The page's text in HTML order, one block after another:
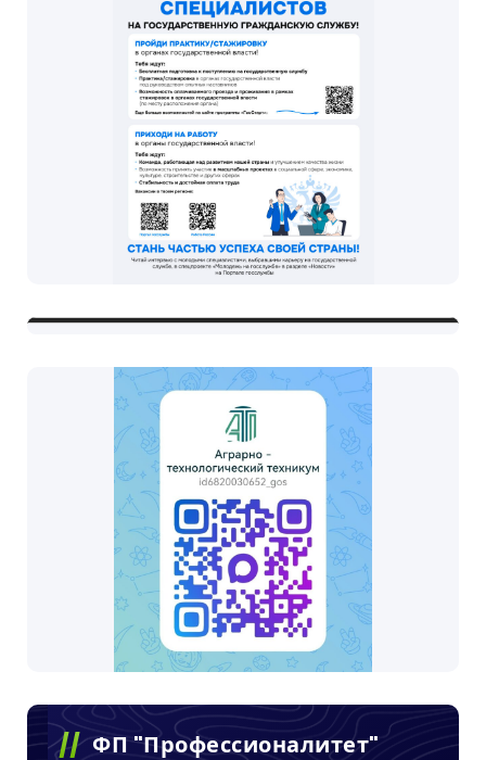
ФП "Профессионалитет"